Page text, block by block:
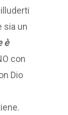
sia un
è
con
Dio